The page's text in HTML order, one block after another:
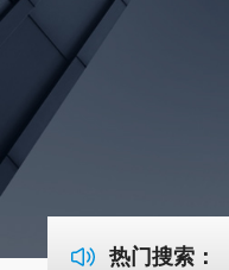
热门搜索：